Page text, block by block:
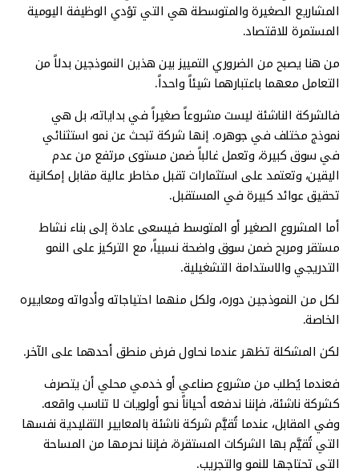
المشاريع الصغيرة والمتوسطة هي التي تؤدي الوظيفة اليومية
المستمرة للاقتصاد.
من هنا يصبح من الضروري التمييز بين هذين النموذجين بدلاً من
التعامل معهما باعتبارهما شيئاً واحداً.
فالشركة الناشئة ليست مشروعاً صغيراً في بداياته، بل هي
نموذج مختلف في جوهره. إنها شركة تبحث عن نمو استثنائي
في سوق كبيرة، وتعمل غالباً ضمن مستوى مرتفع من عدم
اليقين، وتعتمد على استثمارات تقبل مخاطر عالية مقابل إمكانية
تحقيق عوائد كبيرة في المستقبل.
أما المشروع الصغير أو المتوسط فيسعى عادة إلى بناء نشاط
مستقر ومربح ضمن سوق واضحة نسبياً، مع التركيز على النمو
التدريجي والاستدامة التشغيلية.
لكل من النموذجين دوره، ولكل منهما احتياجاته وأدواته ومعاييره
الخاصة.
لكن المشكلة تظهر عندما نحاول فرض منطق أحدهما على الآخر.
فعندما يُطلب من مشروع صناعي أو خدمي محلي أن يتصرف
كشركة ناشئة، فإننا ندفعه أحياناً نحو أولويات لا تناسب واقعه.
وفي المقابل، عندما تُقيَّم شركة ناشئة بالمعايير التقليدية نفسها
التي تُقيَّم بها الشركات المستقرة، فإننا نحرمها من المساحة
التي تحتاجها للنمو والتجريب.